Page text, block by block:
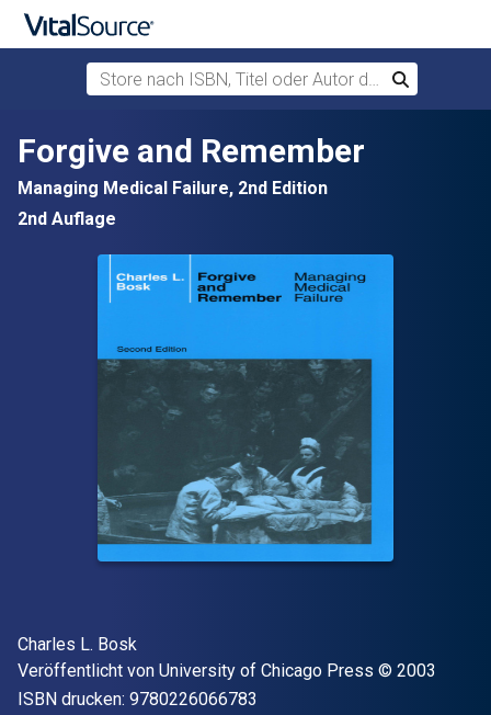
Zum Hauptinhalt springen
Store nach ISBN, Titel oder Autor durchsuchen
Suchen
Forgive and Remember
Managing Medical Failure, 2nd Edition
2nd Auflage
Autor(en)
Charles L. Bosk
Verleger
Veröffentlicht von University of Chicago Press Copyright
© 2003
ISBN drucken: 9780226066783